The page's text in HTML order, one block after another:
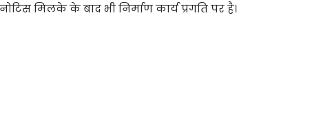
मिलके के बाद भी निर्माण कार्य प्रगति पर है।